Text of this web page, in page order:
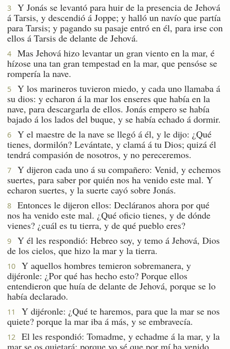
3
Y Jonás se levantó para huir de la presencia de Jehová
á Tarsis, y descendió á Joppe; y halló un navío que partía
para Tarsis; y pagando su pasaje entró en él, para irse con
ellos á Tarsis de delante de Jehová.
4
Mas Jehová hizo levantar un gran viento en la mar, é
hízose una tan gran tempestad en la mar, que pensóse se
rompería la nave.
5
Y los marineros tuvieron miedo, y cada uno llamaba á
su dios: y echaron á la mar los enseres que había en la
nave, para descargarla de ellos. Jonás empero se había
bajado á los lados del buque, y se había echado á dormir.
6
Y el maestre de la nave se llegó á él, y le dijo: ¿Qué
tienes, dormilón? Levántate, y clamá á tu Dios; quizá él
tendrá compasión de nosotros, y no pereceremos.
7
Y dijeron cada uno á su compañero: Venid, y echemos
suertes, para saber por quién nos ha venido este mal. Y
echaron suertes, y la suerte cayó sobre Jonás.
8
Entonces le dijeron ellos: Decláranos ahora por qué
nos ha venido este mal. ¿Qué oficio tienes, y de dónde
vienes? ¿cuál es tu tierra, y de qué pueblo eres?
9
Y él les respondió: Hebreo soy, y temo á Jehová, Dios
de los cielos, que hizo la mar y la tierra.
10
Y aquellos hombres temieron sobremanera, y
dijéronle: ¿Por qué has hecho esto? Porque ellos
entendieron que huía de delante de Jehová, porque se lo
había declarado.
11
Y dijéronle: ¿Qué te haremos, para que la mar se nos
quiete? porque la mar iba á más, y se embravecía.
12
El les respondió: Tomadme, y echadme á la mar, y la
mar se os quietará: porque yo sé que por mí ha venido